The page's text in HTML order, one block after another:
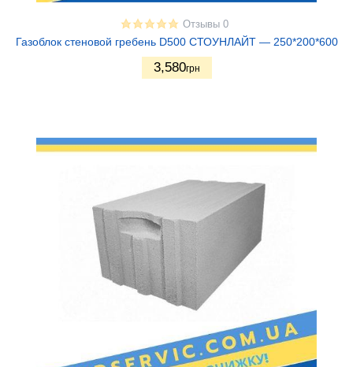
Отзывы 0
Газоблок стеновой гребень D500 СТОУНЛАЙТ — 250*200*600
3,580грн